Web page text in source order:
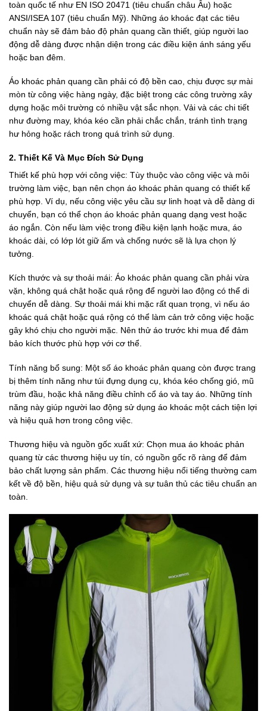
toàn quốc tế như EN ISO 20471 (tiêu chuẩn châu Âu) hoặc
ANSI/ISEA 107 (tiêu chuẩn Mỹ). Những áo khoác đạt các tiêu
chuẩn này sẽ đảm bảo độ phản quang cần thiết, giúp người lao
động dễ dàng được nhận diện trong các điều kiện ánh sáng yếu
hoặc ban đêm.
Áo khoác phản quang cần phải có độ bền cao, chịu được sự mài
mòn từ công việc hàng ngày, đặc biệt trong các công trường xây
dựng hoặc môi trường có nhiều vật sắc nhọn. Vải và các chi tiết
như đường may, khóa kéo cần phải chắc chắn, tránh tình trạng
hư hỏng hoặc rách trong quá trình sử dụng.
2. Thiết Kế Và Mục Đích Sử Dụng
Thiết kế phù hợp với công việc: Tùy thuộc vào công việc và môi
trường làm việc, bạn nên chọn áo khoác phản quang có thiết kế
phù hợp. Ví dụ, nếu công việc yêu cầu sự linh hoạt và dễ dàng di
chuyển, bạn có thể chọn áo khoác phản quang dạng vest hoặc
áo ngắn. Còn nếu làm việc trong điều kiện lạnh hoặc mưa, áo
khoác dài, có lớp lót giữ ấm và chống nước sẽ là lựa chọn lý
tưởng.
Kích thước và sự thoải mái: Áo khoác phản quang cần phải vừa
vặn, không quá chật hoặc quá rộng để người lao động có thể di
chuyển dễ dàng. Sự thoải mái khi mặc rất quan trọng, vì nếu áo
khoác quá chật hoặc quá rộng có thể làm cản trở công việc hoặc
gây khó chịu cho người mặc. Nên thử áo trước khi mua để đảm
bảo kích thước phù hợp với cơ thể.
Tính năng bổ sung: Một số áo khoác phản quang còn được trang
bị thêm tính năng như túi đựng dụng cụ, khóa kéo chống gió, mũ
trùm đầu, hoặc khả năng điều chỉnh cổ áo và tay áo. Những tính
năng này giúp người lao động sử dụng áo khoác một cách tiện lợi
và hiệu quả hơn trong công việc.
Thương hiệu và nguồn gốc xuất xứ: Chọn mua áo khoác phản
quang từ các thương hiệu uy tín, có nguồn gốc rõ ràng để đảm
bảo chất lượng sản phẩm. Các thương hiệu nổi tiếng thường cam
kết về độ bền, hiệu quả sử dụng và sự tuân thủ các tiêu chuẩn an
toàn.